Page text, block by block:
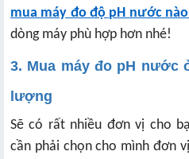
mua máy đo độ pH nước
dòng máy phù hợp hơn nhé!
3. Mua máy đo pH nước
lượng
Sẽ có rất nhiều đơn vị cho
cần phải chọn cho mình đơn